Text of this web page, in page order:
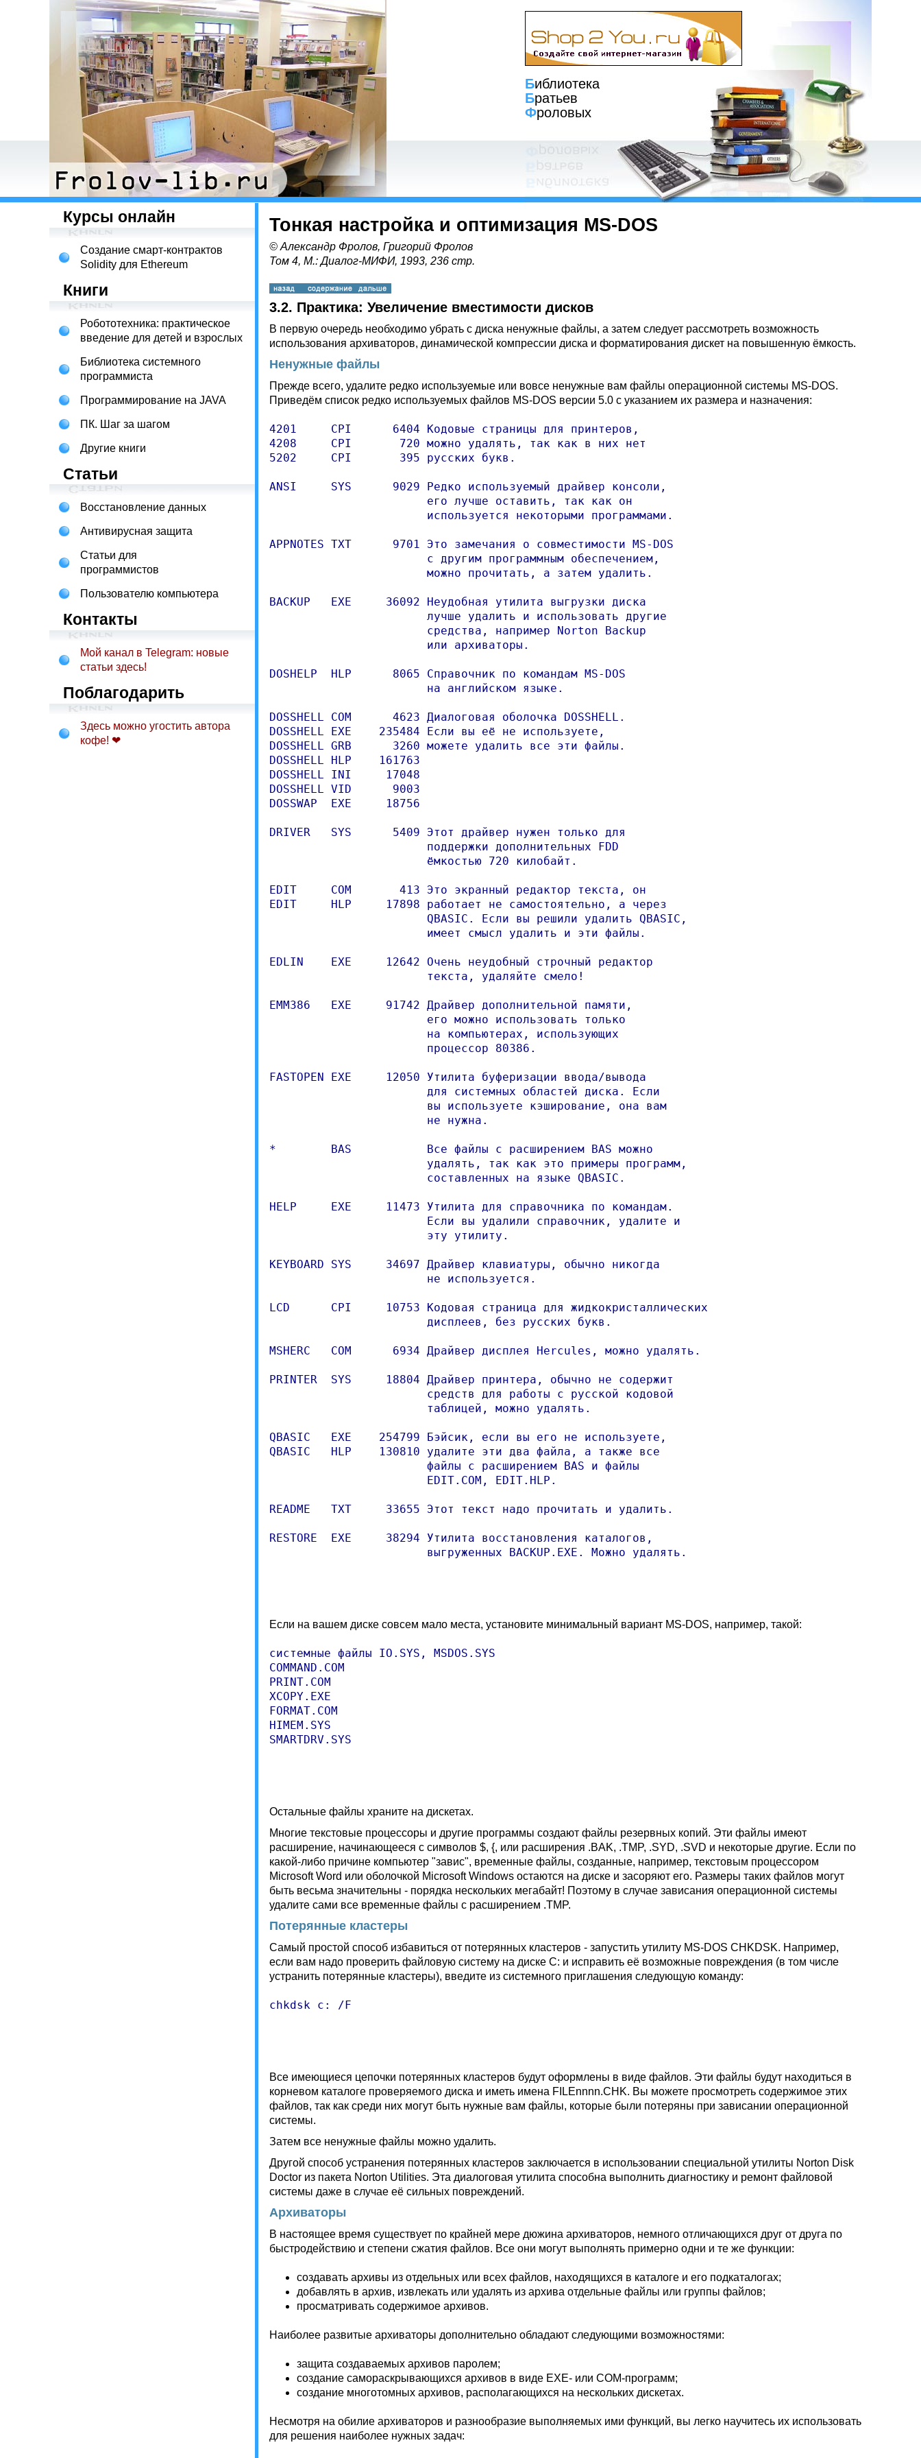
Библиотека
Братьев
Фроловых
Курсы онлайн
Создание смарт-контрактов
Solidity для Ethereum
Книги
Робототехника: практическое
введение для детей и взрослых
Библиотека системного
программиста
Программирование на JAVA
ПК. Шаг за шагом
Другие книги
Статьи
Восстановление данных
Антивирусная защита
Статьи для
программистов
Пользователю компьютера
Контакты
Мой канал в Telegram: новые
статьи здесь!
Поблагодарить
Здесь можно угостить автора
кофе! ❤
Тонкая настройка и оптимизация MS-DOS
© Александр Фролов, Григорий Фролов
Том 4, М.: Диалог-МИФИ, 1993, 236 стр.
3.2. Практика: Увеличение вместимости дисков
В первую очередь необходимо убрать с диска ненужные файлы, а затем следует рассмотреть возможность
использования архиваторов, динамической компрессии диска и форматирования дискет на повышенную ёмкость.
Ненужные файлы
Прежде всего, удалите редко используемые или вовсе ненужные вам файлы операционной системы MS-DOS.
Приведём список редко используемых файлов MS-DOS версии 5.0 с указанием их размера и назначения:
4201     CPI      6404 Кодовые страницы для принтеров,
4208     CPI       720 можно удалять, так как в них нет
5202     CPI       395 русских букв.
ANSI     SYS      9029 Редко используемый драйвер консоли,
                       его лучше оставить, так как он
                       используется некоторыми программами.
APPNOTES TXT      9701 Это замечания о совместимости MS-DOS
                       с другим программным обеспечением,
                       можно прочитать, а затем удалить.
BACKUP   EXE     36092 Неудобная утилита выгрузки диска
                       лучше удалить и использовать другие
                       средства, например Norton Backup
                       или архиваторы.
DOSHELP  HLP      8065 Справочник по командам MS-DOS
                       на английском языке.
DOSSHELL COM      4623 Диалоговая оболочка DOSSHELL.
DOSSHELL EXE    235484 Если вы её не используете,
DOSSHELL GRB      3260 можете удалить все эти файлы.
DOSSHELL HLP    161763
DOSSHELL INI     17048
DOSSHELL VID      9003
DOSSWAP  EXE     18756
DRIVER   SYS      5409 Этот драйвер нужен только для
                       поддержки дополнительных FDD
                       ёмкостью 720 килобайт.
EDIT     COM       413 Это экранный редактор текста, он
EDIT     HLP     17898 работает не самостоятельно, а через
                       QBASIC. Если вы решили удалить QBASIC,
                       имеет смысл удалить и эти файлы.
EDLIN    EXE     12642 Очень неудобный строчный редактор
                       текста, удаляйте смело!
EMM386   EXE     91742 Драйвер дополнительной памяти,
                       его можно использовать только
                       на компьютерах, использующих
                       процессор 80386.
FASTOPEN EXE     12050 Утилита буферизации ввода/вывода
                       для системных областей диска. Если
                       вы используете кэширование, она вам
                       не нужна.
*        BAS           Все файлы с расширением BAS можно
                       удалять, так как это примеры программ,
                       составленных на языке QBASIC.
HELP     EXE     11473 Утилита для справочника по командам.
                       Если вы удалили справочник, удалите и
                       эту утилиту.
KEYBOARD SYS     34697 Драйвер клавиатуры, обычно никогда
                       не используется.
LCD      CPI     10753 Кодовая страница для жидкокристаллических
                       дисплеев, без русских букв.
MSHERC   COM      6934 Драйвер дисплея Hercules, можно удалять.
PRINTER  SYS     18804 Драйвер принтера, обычно не содержит
                       средств для работы с русской кодовой
                       таблицей, можно удалять.
QBASIC   EXE    254799 Бэйсик, если вы его не используете,
QBASIC   HLP    130810 удалите эти два файла, а также все
                       файлы с расширением BAS и файлы
                       EDIT.COM, EDIT.HLP.
README   TXT     33655 Этот текст надо прочитать и удалить.
RESTORE  EXE     38294 Утилита восстановления каталогов,
                       выгруженных BACKUP.EXE. Можно удалять.
Если на вашем диске совсем мало места, установите минимальный вариант MS-DOS, например, такой:
системные файлы IO.SYS, MSDOS.SYS
COMMAND.COM
PRINT.COM
XCOPY.EXE
FORMAT.COM
HIMEM.SYS
SMARTDRV.SYS
Остальные файлы храните на дискетах.
Многие текстовые процессоры и другие программы создают файлы резервных копий. Эти файлы имеют
расширение, начинающееся с символов $, {, или расширения .BAK, .TMP, .SYD, .SVD и некоторые другие. Если по
какой-либо причине компьютер "завис", временные файлы, созданные, например, текстовым процессором
Microsoft Word или оболочкой Microsoft Windows остаются на диске и засоряют его. Размеры таких файлов могут
быть весьма значительны - порядка нескольких мегабайт! Поэтому в случае зависания операционной системы
удалите сами все временные файлы с расширением .TMP.
Потерянные кластеры
Самый простой способ избавиться от потерянных кластеров - запустить утилиту MS-DOS CHKDSK. Например,
если вам надо проверить файловую систему на диске C: и исправить её возможные повреждения (в том числе
устранить потерянные кластеры), введите из системного приглашения следующую команду:
chkdsk c: /F
Все имеющиеся цепочки потерянных кластеров будут оформлены в виде файлов. Эти файлы будут находиться в
корневом каталоге проверяемого диска и иметь имена FILEnnnn.CHK. Вы можете просмотреть содержимое этих
файлов, так как среди них могут быть нужные вам файлы, которые были потеряны при зависании операционной
системы.
Затем все ненужные файлы можно удалить.
Другой способ устранения потерянных кластеров заключается в использовании специальной утилиты Norton Disk
Doctor из пакета Norton Utilities. Эта диалоговая утилита способна выполнить диагностику и ремонт файловой
системы даже в случае её сильных повреждений.
Архиваторы
В настоящее время существует по крайней мере дюжина архиваторов, немного отличающихся друг от друга по
быстродействию и степени сжатия файлов. Все они могут выполнять примерно одни и те же функции:
создавать архивы из отдельных или всех файлов, находящихся в каталоге и его подкаталогах;
добавлять в архив, извлекать или удалять из архива отдельные файлы или группы файлов;
просматривать содержимое архивов.
Наиболее развитые архиваторы дополнительно обладают следующими возможностями:
защита создаваемых архивов паролем;
создание самораскрывающихся архивов в виде EXE- или COM-программ;
создание многотомных архивов, располагающихся на нескольких дискетах.
Несмотря на обилие архиваторов и разнообразие выполняемых ими функций, вы легко научитесь их использовать
для решения наиболее нужных задач: